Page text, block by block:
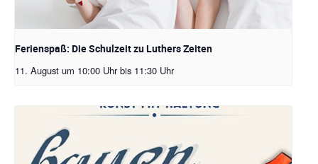
Ferienspaß: Die Schulzeit zu Luthers Zeiten
11. August um 10:00 Uhr bis 11:30 Uhr